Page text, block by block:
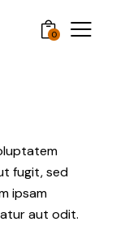
0
fugit, sed
ipsam
aut odit.